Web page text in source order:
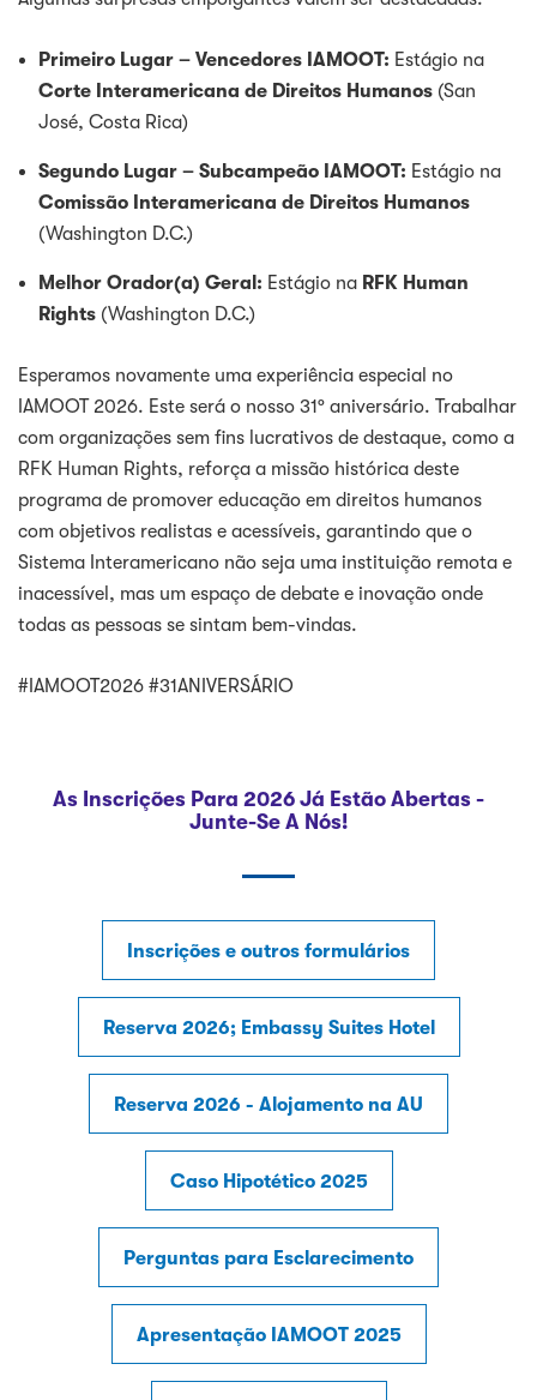
Primeiro Lugar – Vencedores IAMOOT: Estágio na
Corte Interamericana de Direitos Humanos (San
José, Costa Rica)
Segundo Lugar – Subcampeão IAMOOT: Estágio na
Comissão Interamericana de Direitos Humanos
(Washington D.C.)
Melhor Orador(a) Geral: Estágio na RFK Human
Rights (Washington D.C.)
Esperamos novamente uma experiência especial no
IAMOOT 2026. Este será o nosso 31º aniversário. Trabalhar
com organizações sem fins lucrativos de destaque, como a
RFK Human Rights, reforça a missão histórica deste
programa de promover educação em direitos humanos
com objetivos realistas e acessíveis, garantindo que o
Sistema Interamericano não seja uma instituição remota e
inacessível, mas um espaço de debate e inovação onde
todas as pessoas se sintam bem-vindas.
#IAMOOT2026 #31ANIVERSÁRIO
As Inscrições Para 2026 Já Estão Abertas -
Junte-Se A Nós!
Inscrições e outros formulários
Reserva 2026; Embassy Suites Hotel
Reserva 2026 - Alojamento na AU
Caso Hipotético 2025
Perguntas para Esclarecimento
Apresentação IAMOOT 2025